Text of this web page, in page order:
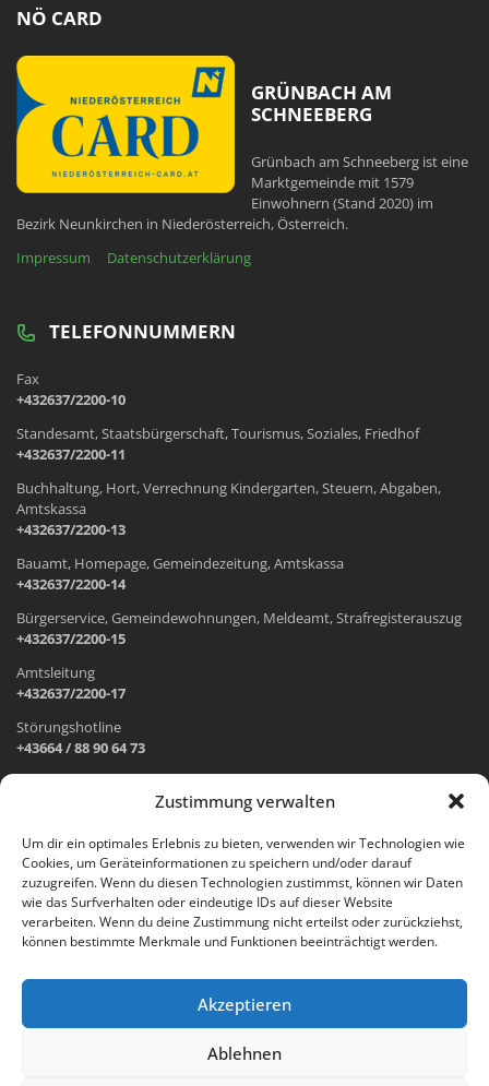
Zustimmung verwalten
Um dir ein optimales Erlebnis zu bieten, verwenden wir Technologien wie
Cookies, um Geräteinformationen zu speichern und/oder darauf
zuzugreifen. Wenn du diesen Technologien zustimmst, können wir Daten
wie das Surfverhalten oder eindeutige IDs auf dieser Website
verarbeiten. Wenn du deine Zustimmung nicht erteilst oder zurückziehst,
können bestimmte Merkmale und Funktionen beeinträchtigt werden.
Akzeptieren
Ablehnen
NÖ CARD
GRÜNBACH AM
SCHNEEBERG
Grünbach am Schneeberg ist eine
Marktgemeinde mit 1579
Einwohnern (Stand 2020) im
Bezirk Neunkirchen in Niederösterreich, Österreich.
Impressum
Datenschutzerklärung
TELEFONNUMMERN
Fax
+432637/2200-10
Standesamt, Staatsbürgerschaft, Tourismus, Soziales, Friedhof
+432637/2200-11
Buchhaltung, Hort, Verrechnung Kindergarten, Steuern, Abgaben,
Amtskassa
+432637/2200-13
Bauamt, Homepage, Gemeindezeitung, Amtskassa
+432637/2200-14
Bürgerservice, Gemeindewohnungen, Meldeamt, Strafregisterauszug
+432637/2200-15
Amtsleitung
+432637/2200-17
Störungshotline
+43664 / 88 90 64 73
Wr. Neustädter Straße 1
2733 Grünbach am Schneeberg
Öffnungszeiten Gemeindeamt:
Montag: 8.00 – 12.00 Uhr und 14.00 – 18.00 Uhr
Freitag: 8.00 – 12.00 Uhr
Email: